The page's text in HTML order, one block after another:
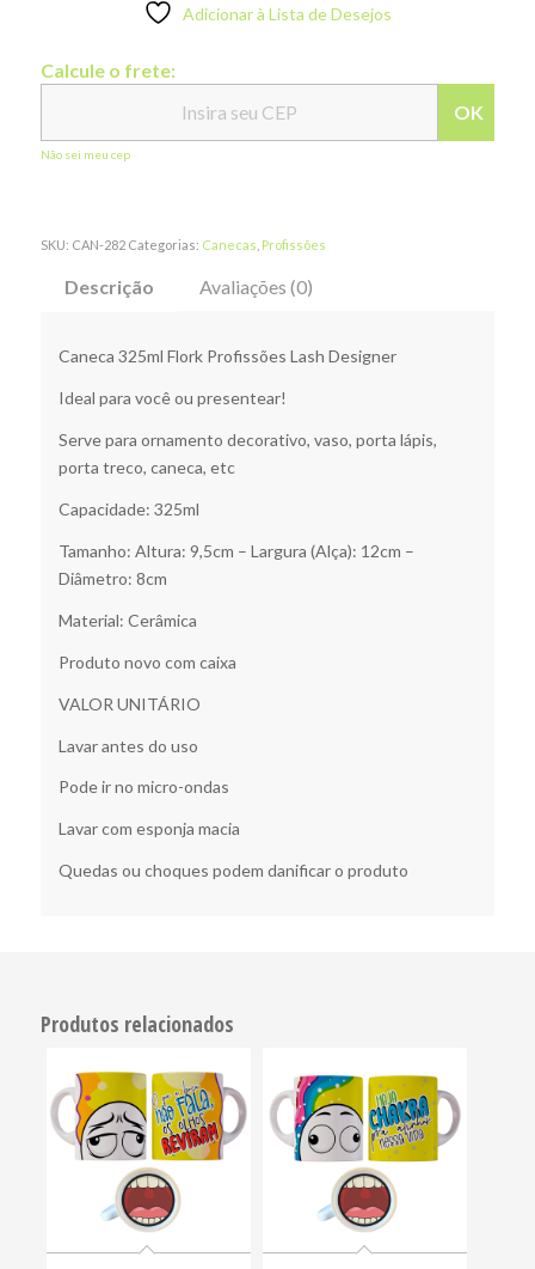
Adicionar à Lista de Desejos
Calcule o frete:
OK
Não sei meu cep
SKU: CAN-282 Categorias: Canecas Profissões
Descrição Avaliações (0)
Caneca 325ml Flork Profissões Lash Designer
Ideal para você ou presentear!
Serve para ornamento decorativo, vaso, porta lápis,
porta treco, caneca, etc
Capacidade: 325ml
Tamanho: Altura: 9,5cm – Largura (Alça): 12cm –
Diâmetro: 8cm
Material: Cerâmica
Produto novo com caixa
VALOR UNITÁRIO
Lavar antes do uso
Pode ir no micro-ondas
Lavar com esponja macia
Quedas ou choques podem danificar o produto
Produtos relacionados